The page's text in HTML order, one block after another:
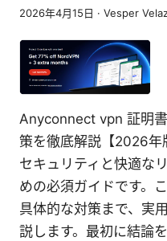
2026年4月15日 · Vesper
Anyconnect vpn 証明
策を徹底解説【2026年
セキュリティと快適な
めの必須ガイドです。
具体的な対策まで、実
説します。最初に結論